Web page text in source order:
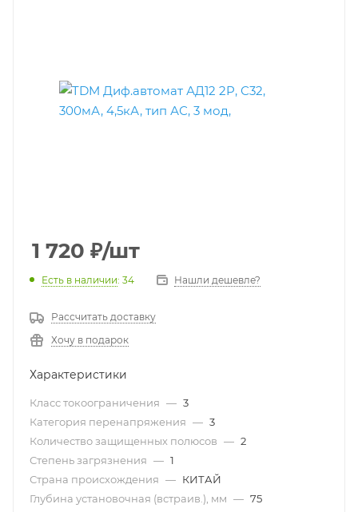
1 720 ₽/шт
Есть в наличии: 34 Нашли дешевле?
Рассчитать доставку
Хочу в подарок
Характеристики
Класс токоограничения — 3
Категория перенапряжения — 3
Количество защищенных полюсов — 2
Степень загрязнения — 1
Страна происхождения — КИТАЙ
Глубина установочная (встраив.), мм — 75